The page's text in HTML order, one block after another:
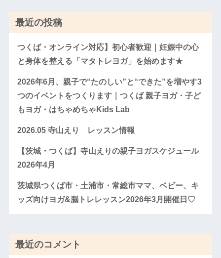
最近の投稿
つくば・オンライン対応】初心者歓迎｜妊娠中の心
と身体を整える「マタトレヨガ」を始めます★
2026年6月、親子で“たのしい”と“できた”を増やす3
つのイベントをつくります｜つくば 親子ヨガ・子ど
もヨガ・はちゃめちゃKids Lab
2026.05 寺山えり レッスン情報
【茨城・つくば】寺山えりの親子ヨガスケジュール
2026年4月
茨城県つくば市・土浦市・常総市ママ、ベビー、キ
ッズ向けヨガ&脳トレレッスン2026年3月開催日♡
最近のコメント